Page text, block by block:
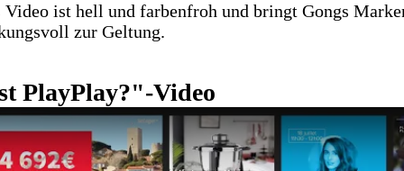
Video ist hell und farbenfroh und bringt Gongs
zur Geltung.
PlayPlay?"-Video